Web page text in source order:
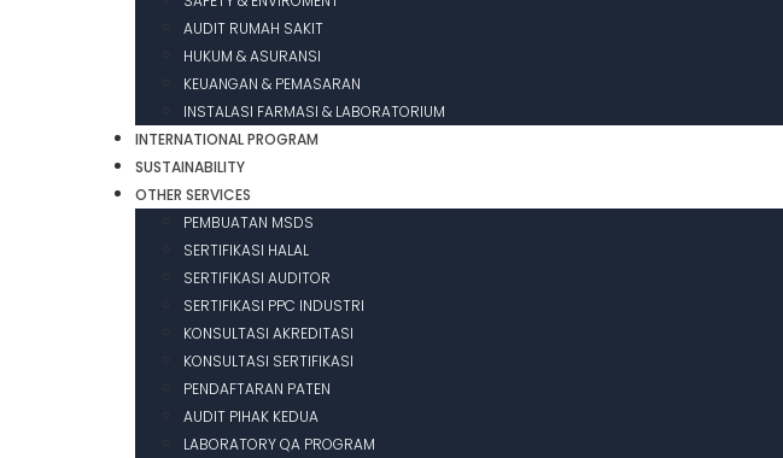
AUDIT RUMAH SAKIT
HUKUM & ASURANSI
KEUANGAN & PEMASARAN
INSTALASI FARMASI & LABORATORIUM
INTERNATIONAL PROGRAM
SUSTAINABILITY
OTHER SERVICES
PEMBUATAN MSDS
SERTIFIKASI HALAL
SERTIFIKASI AUDITOR
SERTIFIKASI PPC INDUSTRI
KONSULTASI AKREDITASI
KONSULTASI SERTIFIKASI
PENDAFTARAN PATEN
AUDIT PIHAK KEDUA
LABORATORY QA PROGRAM